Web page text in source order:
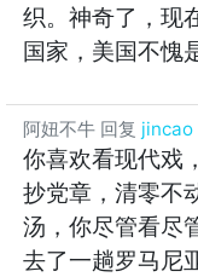
织。神奇了，现
国家，美国不愧
阿妞不牛 回复 jincao
你喜欢看现代戏
抄党章，清零不
汤，你尽管看尽
去了一趟罗马尼